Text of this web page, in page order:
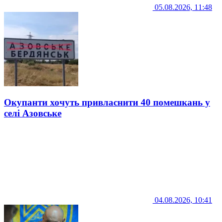
05.08.2026, 11:48
Окупанти хочуть привласнити 40 помешкань у
селі Азовське
04.08.2026, 10:41